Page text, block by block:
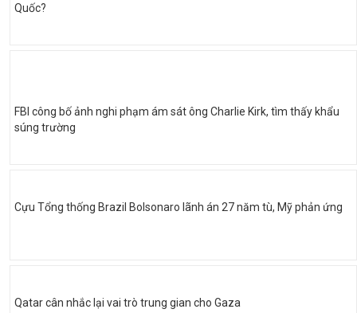
Quốc?
FBI công bố ảnh nghi phạm ám sát ông Charlie Kirk, tìm thấy khẩu
súng trường
Cựu Tổng thống Brazil Bolsonaro lãnh án 27 năm tù, Mỹ phản ứng
Qatar cân nhắc lại vai trò trung gian cho Gaza